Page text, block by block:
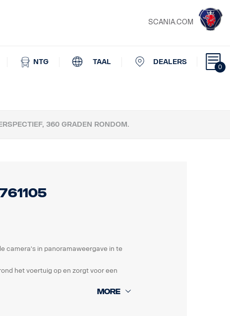
SCANIA.COM
0
NTG TAAL DEALERS
360 GRADEN RONDOM.
camera's in panoramaweergave in te
het voertuig op en zorgt voor een